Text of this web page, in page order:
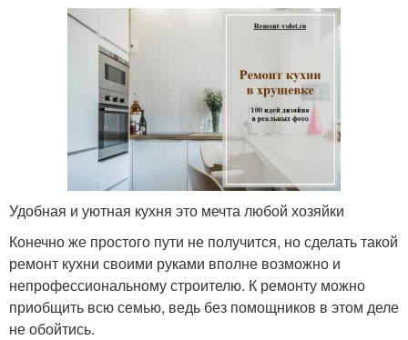
Удобная и уютная кухня это мечта любой хозяйки
Конечно же простого пути не получится, но сделать такой
ремонт кухни своими руками вполне возможно и
непрофессиональному строителю. К ремонту можно
приобщить всю семью, ведь без помощников в этом деле
не обойтись.